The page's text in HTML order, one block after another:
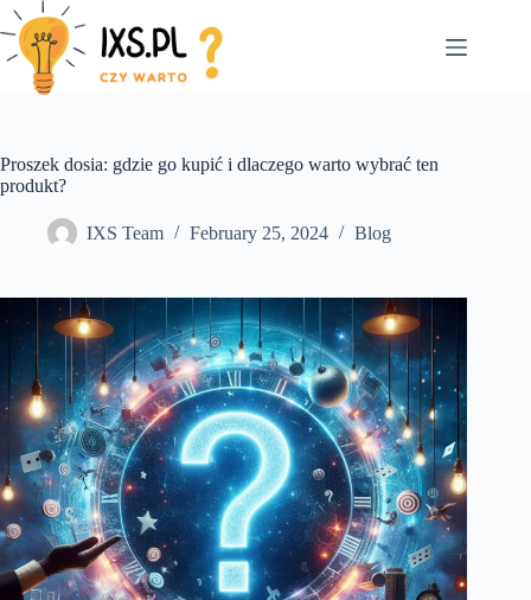
Skip
to
content
Proszek dosia: gdzie go kupić i dlaczego warto wybrać ten
produkt?
IXS Team February 25, 2024 Blog